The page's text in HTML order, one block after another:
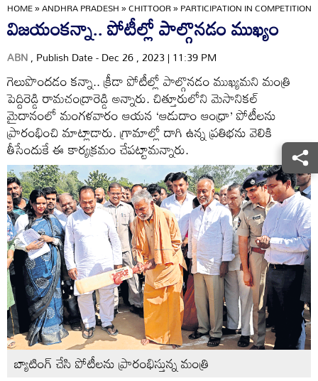
HOME»ANDHRA PRADESH»CHITTOOR»PARTICIPATION IN
విజయంకన్నా.. పోటీల్లో పాల్గొనడం ముఖ్యం
ABN, Publish Date - Dec 26 , 2023 | 11:39 PM
గెలుపొందడం కన్నా.. క్రీడా పోటీల్లో పాల్గొనడం ముఖ్యమని మంత్రి
పెద్దిరెడ్డి రామచంద్రారెడ్డి అన్నారు. చిత్తూరులోని మెసానికల్‌
మైదానంలో మంగళవారం ఆయన ‘ఆడుదాం ఆంధ్రా’ పోటీలను
ప్రారంభించి మాట్లాడారు. గ్రామాల్లో దాగి ఉన్న ప్రతిభను వెలికి
తీసేందుకే ఈ కార్యక్రమం చేపట్టామన్నారు.
బ్యాటింగ్‌ చేసి పోటీలను ప్రారంభిస్తున్న మంత్రి